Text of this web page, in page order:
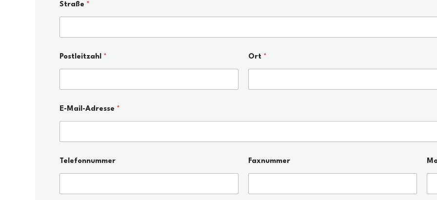
Straße *
Postleitzahl * Ort *
E-Mail-Adresse *
Telefonnummer Faxnummer